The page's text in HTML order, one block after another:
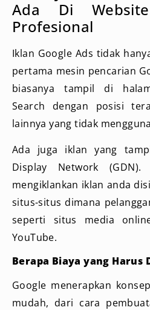
Ada Di Website
Profesional
Iklan Google Ads tidak
pertama mesin pencarian
biasanya tampil di
Search dengan posisi
lainnya yang tidak
Ada juga iklan yang
Display Network
mengiklankan iklan anda
situs-situs dimana
seperti situs media
YouTube.
Berapa Biaya yang Harus
Google menerapkan
mudah, dari cara